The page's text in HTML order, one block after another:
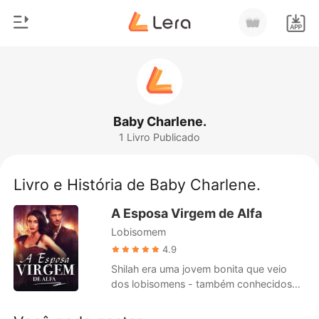
Baixar App
Lobisomem
Romance
Bilionários
Ranking
Baby Charlene.
1 Livro Publicado
Livro e História de Baby Charlene.
A Esposa Virgem de Alfa
Lobisomem
4.9
Shilah era uma jovem bonita que veio
dos lobisomens - também conhecidos